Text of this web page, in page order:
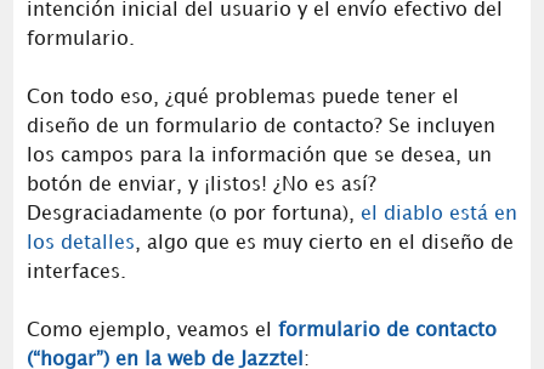
intención inicial del usuario y el envío efectivo del
formulario.
Con todo eso, ¿qué problemas puede tener el
diseño de un formulario de contacto? Se incluyen
los campos para la información que se desea, un
botón de enviar, y ¡listos! ¿No es así?
Desgraciadamente (o por fortuna), el diablo está en
los detalles, algo que es muy cierto en el diseño de
interfaces.
Como ejemplo, veamos el formulario de contacto
(“hogar”) en la web de Jazztel :